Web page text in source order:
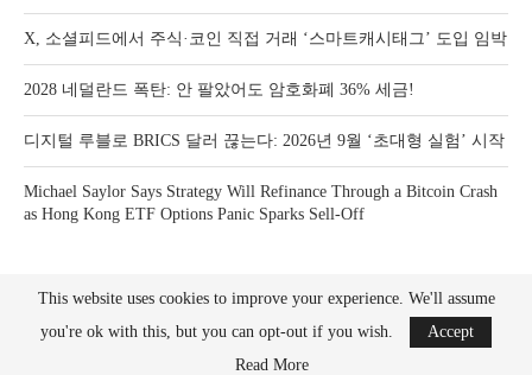
X, 소셜피드에서 주식·코인 직접 거래 ‘스마트캐시태그’ 도입 임박
2028 네덜란드 폭탄: 안 팔았어도 암호화폐 36% 세금!
디지털 루블로 BRICS 달러 끊는다: 2026년 9월 ‘초대형 실험’ 시작
Michael Saylor Says Strategy Will Refinance Through a Bitcoin Crash
as Hong Kong ETF Options Panic Sparks Sell-Off
Bitcoin News Crypto is the leader in news and information on cryptocurrency, digital
This website uses cookies to improve your experience. We'll assume
you're ok with this, but you can opt-out if you wish.
Accept
Read More